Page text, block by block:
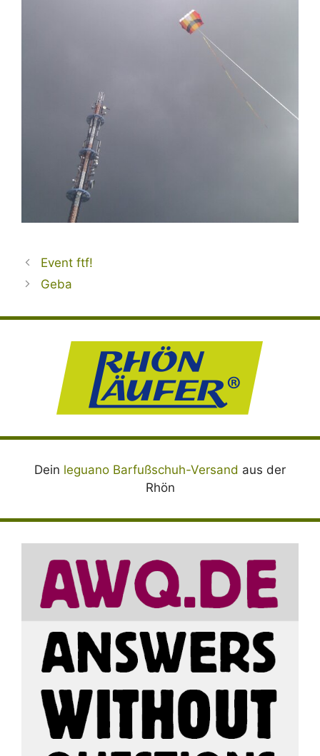
Event ftf!
Geba
Dein leguano Barfußschuh-Versand aus der
Rhön